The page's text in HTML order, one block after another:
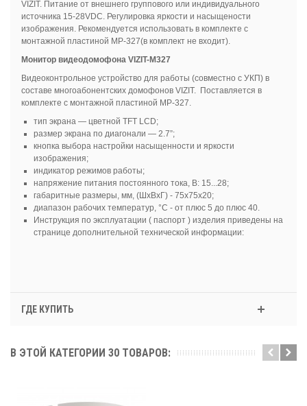
VIZIT. Питание от внешнего группового или индивидуального
источника 15-28VDC. Регулировка яркости и насыщености
изображения. Рекомендуется использовать в комплекте с
монтажной пластиной MP-327(в комплект не входит).
Монитор видеодомофона VIZIT-M327
Видеоконтрольное устройство для работы (совместно с УКП) в
составе многоабонентских домофонов VIZIT. Поставляется в
комплекте с монтажной пластиной MP-327.
тип экрана — цветной TFT LCD;
размер экрана по диагонали — 2.7”;
кнопка выбора настройки насыщенности и яркости
изображения;
индикатор режимов работы;
напряжение питания постоянного тока, В: 15...28;
габаритные размеры, мм, (ШхВхГ) - 75х75х20;
диапазон рабочих температур, °С - от плюс 5 до плюс 40.
Инструкция по эксплуатации ( паспорт ) изделия приведены на
странице дополнительной технической информации:
ГДЕ КУПИТЬ
В ЭТОЙ КАТЕГОРИИ 30 ТОВАРОВ: